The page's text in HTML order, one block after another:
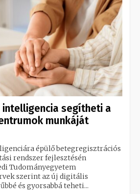
segítheti a
munkáját
épülő betegregisztrációs
rendszer fejlesztésén
Tudományegyetem
szerint az új digitális
és gyorsabbá teheti...